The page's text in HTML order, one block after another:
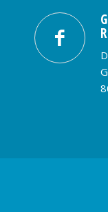
PREISE &